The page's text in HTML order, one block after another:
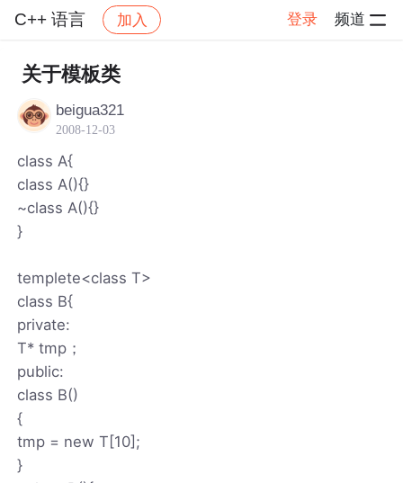
C++ 语言 加入 登录 频道
社区 C++ 语言
关于模板类
beigua321
2008-12-03
class A{
class A(){}
~class A(){}
}
templete<class T>
class B{
private:
T* tmp；
public:
class B()
{
tmp = new T[10];
}